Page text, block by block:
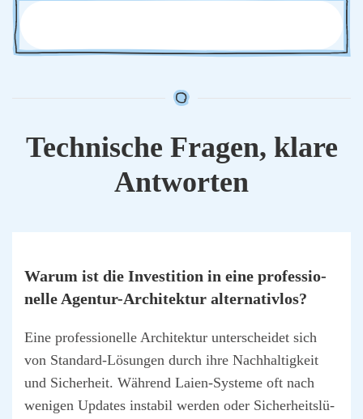
Tech­ni­sche Fra­gen, kla­re
Ant­wor­ten
War­um ist die Inves­ti­ti­on in eine pro­fes­sio­
nel­le Agen­tur-Archi­tek­tur alter­na­tiv­los?
Eine pro­fes­sio­nel­le Archi­tek­tur unter­schei­det sich
von Stan­dard-Lösun­gen durch ihre Nach­hal­tig­keit
und Sicher­heit. Wäh­rend Lai­en-Sys­te­me oft nach
weni­gen Updates insta­bil wer­den oder Sicher­heits­lü­